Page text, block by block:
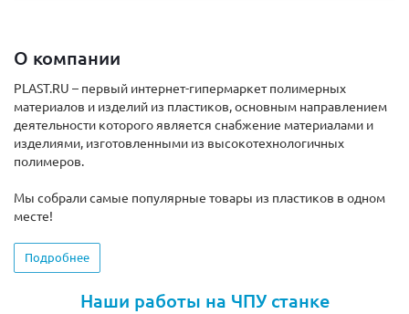
О компании
PLAST.RU – первый интернет-гипермаркет полимерных
материалов и изделий из пластиков, основным направлением
деятельности которого является снабжение материалами и
изделиями, изготовленными из высокотехнологичных
полимеров.
Мы собрали самые популярные товары из пластиков в одном
месте!
Подробнее
Наши работы на ЧПУ станке